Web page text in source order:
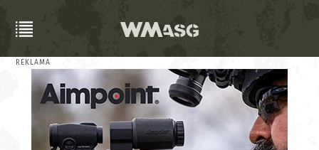
REKLAMA